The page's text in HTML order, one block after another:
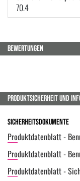
70.4
BEWERTUNGEN
PRODUKTSICHERHEIT UND
Sicherheitsdokumente
Produktdatenblatt -
Produktdatenblatt -
Produktdatenblatt -